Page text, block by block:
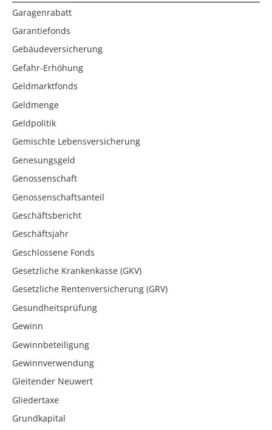
Garagenrabatt
Garantiefonds
Gebäudeversicherung
Gefahr-Erhöhung
Geldmarktfonds
Geldmenge
Geldpolitik
Gemischte Lebensversicherung
Genesungsgeld
Genossenschaft
Genossenschaftsanteil
Geschäftsbericht
Geschäftsjahr
Geschlossene Fonds
Gesetzliche Krankenkasse (GKV)
Gesetzliche Rentenversicherung (GRV)
Gesundheitsprüfung
Gewinn
Gewinnbeteiligung
Gewinnverwendung
Gleitender Neuwert
Gliedertaxe
Grundkapital